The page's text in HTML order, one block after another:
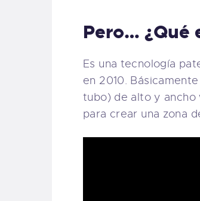
Pero… ¿Qué
Es una tecnología
en 2010.
tubo) de alto y ancho
para crear una zona